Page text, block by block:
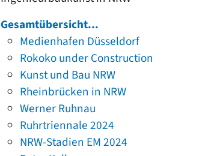
Gesamtübersicht...
Medienhafen Düsseldorf
Rokoko under Construction
Kunst und Bau NRW
Rheinbrücken in NRW
Werner Ruhnau
Ruhrtriennale 2024
NRW-Stadien EM 2024